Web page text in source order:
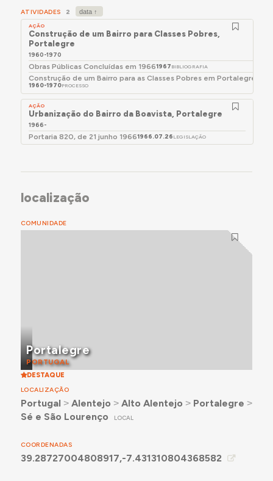
construção dos 6 fogos em falta, a obra nunca chegou
a avançar por falta de recursos financeiros da Câmara
Municipal de Portalegre.
ATIVIDADES 2
AÇÃO
Construção de um Bairro para Classes Pobres,
Portalegre
1960-1970
Obras Públicas Concluídas em 19661967 BIBLIOGRAFIA
Construção de um Bairro para as Classes Pobres em Portalegre
1960-1970PROCESSO
AÇÃO
Urbanização do Bairro da Boavista, Portalegre
1966-
Portaria 820, de 21 junho 19661966.07.26 LEGISLAÇÃO
localização
COMUNIDADE
Portalegre
PORTUGAL
DESTAQUE
LOCALIZAÇÃO
Portugal ˃ Alentejo ˃ Alto Alentejo ˃ Portalegre ˃
Sé e São Lourenço
LOCAL
COORDENADAS
39.28727004808917,-7.431310804368582